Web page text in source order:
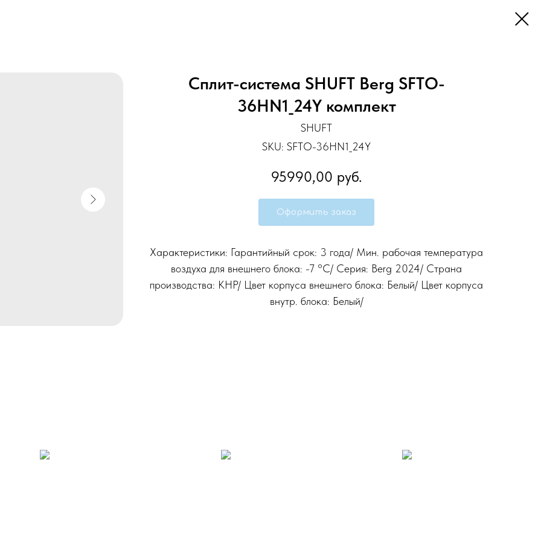
Сплит-система SHUFT Berg SFTO-
36HN1_24Y комплект
SHUFT
SKU: SFTO-36HN1_24Y
95990,00 руб.
Оформить заказ
Характеристики: Гарантийный срок: 3 года/ Мин. рабочая температура
воздуха для внешнего блока: -7 °С/ Серия: Berg 2024/ Страна
производства: КНР/ Цвет корпуса внешнего блока: Белый/ Цвет корпуса
внутр. блока: Белый/